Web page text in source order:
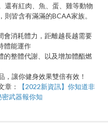
還有紅肉、魚、蛋、雞等動物
則皆含有滿滿的BCAA家族。
會消耗體力，距離越長越需要
體能運作
的整體代謝、以及增加體酯燃
，讓你健身效果雙倍有效！
章：
【2022新資訊】你知道非
武器報你知